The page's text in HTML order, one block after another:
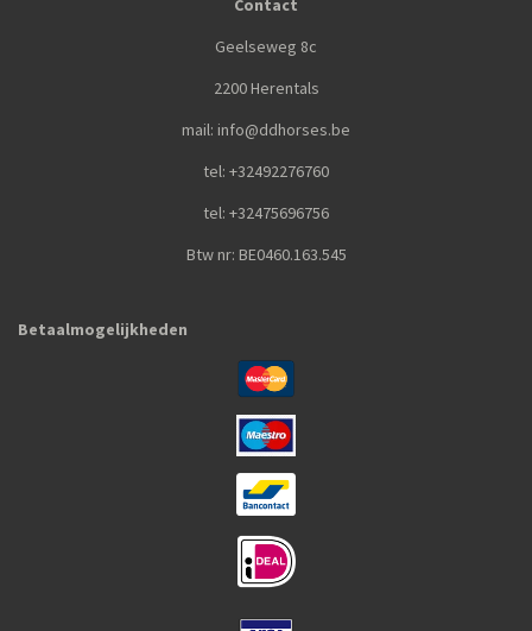
Contact
Geelseweg 8c
2200 Herentals
mail: info@ddhorses.be
tel: +32492276760
tel: +32475696756
Btw nr: BE0460.163.545
Betaalmogelijkheden